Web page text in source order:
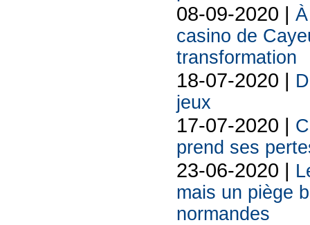
08-09-2020 |
casino de
transformation
18-07-2020 |
jeux
17-07-2020 |
prend ses
23-06-2020 |
mais un piège
normandes